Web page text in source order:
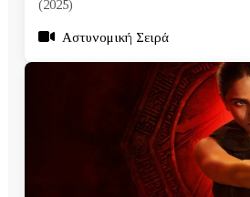
(2025)
Αστυνομική Σειρά